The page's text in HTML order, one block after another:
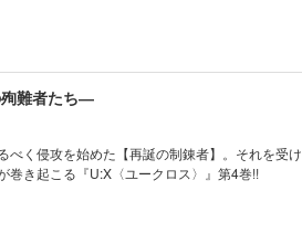
難者たち―
く侵攻を始めた【再誕の制錬者】。それを受
き起こる『U:X〈ユークロス〉』第4巻!!